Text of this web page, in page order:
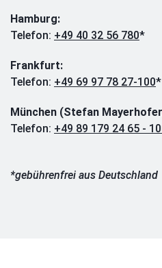
Hamburg:
Telefon: +49 40 32 56 780*
Frankfurt:
Telefon: +49 69 97 78 27-100*
München (Stefan
Telefon: +49 89 179 24 65 -
*gebührenfrei aus Deutschland